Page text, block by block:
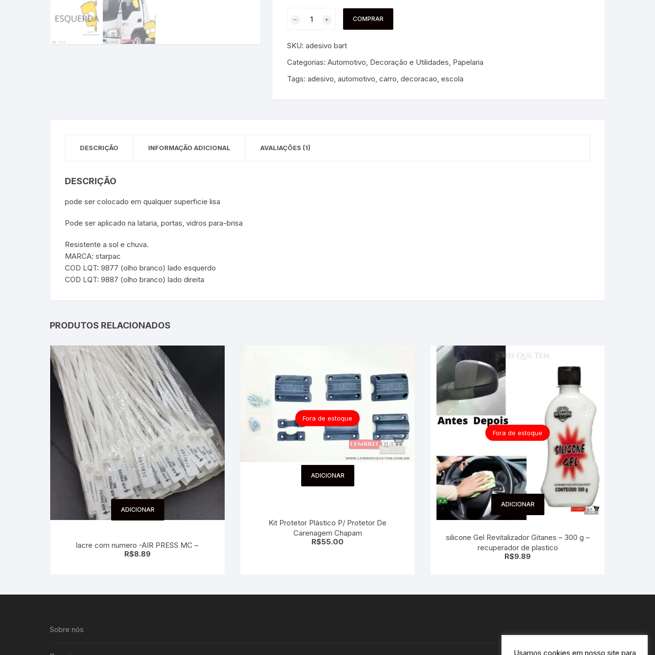
Sex Shop
Remédio
COMPRAR
SKU: adesivo bart
Categorias: Automotivo, Decoração e Utilidades, Papelaria
Tags: adesivo, automotivo, carro, decoracao, escola
DESCRIÇÃO INFORMAÇÃO ADICIONAL AVALIAÇÕES (1)
DESCRIÇÃO
pode ser colocado em qualquer superficie lisa
Pode ser aplicado na lataria, portas, vidros para-brisa
Resistente a sol e chuva.
MARCA: starpac
COD LQT: 9877 (olho branco) lado esquerdo
COD LQT: 9887 (olho branco) lado direita
PRODUTOS RELACIONADOS
ADICIONAR
lacre com numero -AIR PRESS MC –
R$8.89
Fora de estoque
ADICIONAR
Kit Protetor Plástico P/ Protetor De
Carenagem Chapam
R$55.00
Fora de estoque
ADICIONAR
silicone Gel Revitalizador Gitanes – 300 g –
recuperador de plastico
R$9.89
Sobre nós
Usamos cookies em nosso site para